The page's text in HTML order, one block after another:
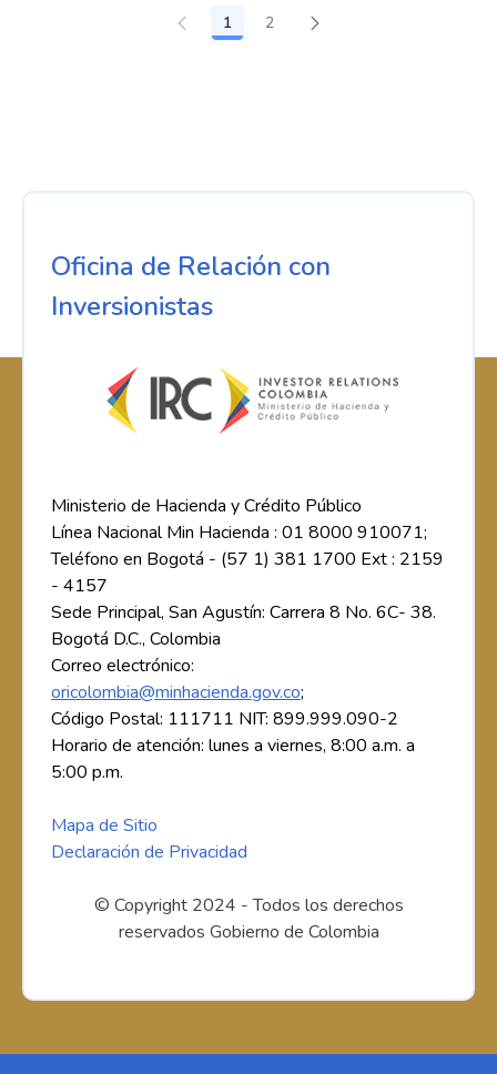
Página
1 Página
2
Oficina de Relación con
Inversionistas
Ministerio de Hacienda y Crédito Público
Línea Nacional Min Hacienda : 01 8000 910071;
Teléfono en Bogotá - (57 1) 381 1700 Ext : 2159
- 4157
Sede Principal, San Agustín: Carrera 8 No. 6C- 38.
Bogotá D.C., Colombia
Correo electrónico:
oricolombia@minhacienda.gov.co;
Código Postal: 111711 NIT: 899.999.090-2
Horario de atención: lunes a viernes, 8:00 a.m. a
5:00 p.m.
Mapa de Sitio
Declaración de Privacidad
© Copyright 2024 - Todos los derechos
reservados Gobierno de Colombia